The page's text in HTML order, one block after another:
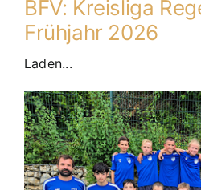
BFV: Kreisliga
Frühjahr 2026
Laden...